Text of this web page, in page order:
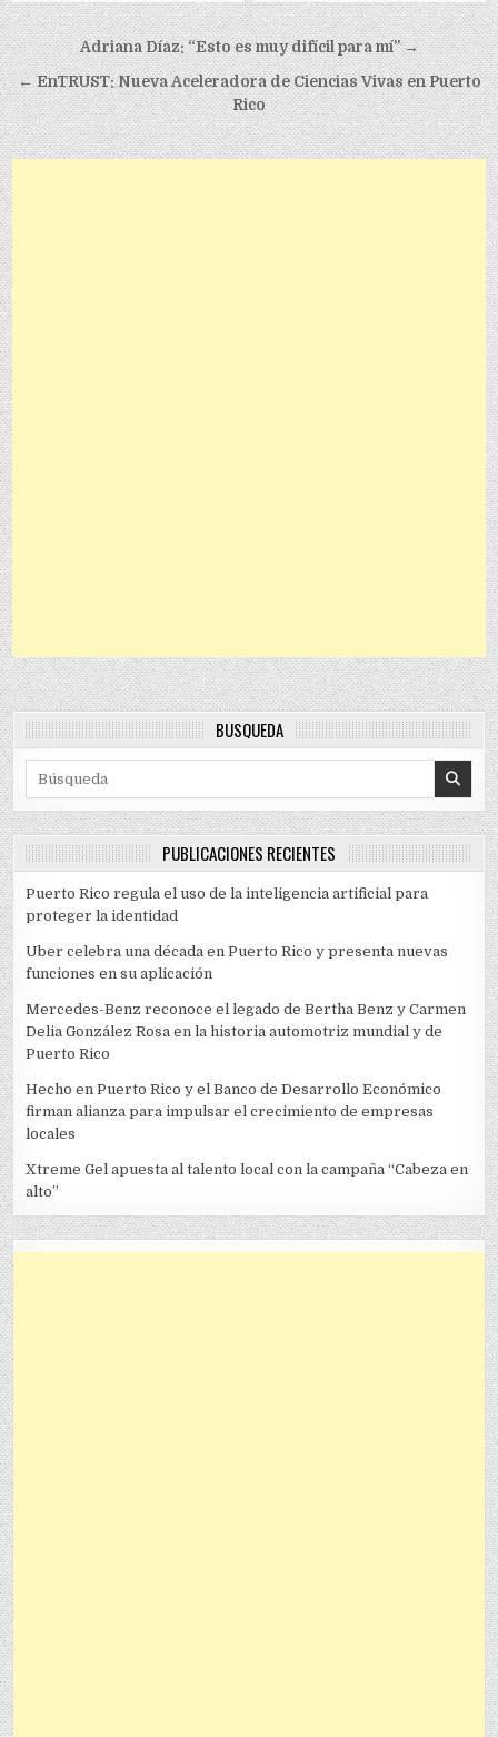
Post navigation
Adriana Díaz: “Esto es muy difícil para mí” →
← EnTRUST: Nueva Aceleradora de Ciencias Vivas en Puerto
Rico
BÚSQUEDA
PUBLICACIONES RECIENTES
Puerto Rico regula el uso de la inteligencia artificial para
proteger la identidad
Uber celebra una década en Puerto Rico y presenta nuevas
funciones en su aplicación
Mercedes-Benz reconoce el legado de Bertha Benz y Carmen
Delia González Rosa en la historia automotriz mundial y de
Puerto Rico
Hecho en Puerto Rico y el Banco de Desarrollo Económico
firman alianza para impulsar el crecimiento de empresas
locales
Xtreme Gel apuesta al talento local con la campaña “Cabeza en
alto”